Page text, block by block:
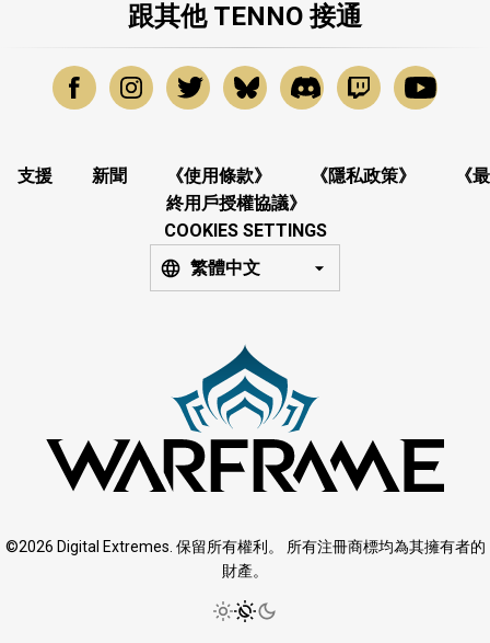
跟其他 TENNO 接通
支援 新聞 《使用條款》 《隱私政策》
《最
終用戶授權協議》
COOKIES SETTINGS
繁體中文
©2026 Digital Extremes. 保留所有權利。 所有注冊商標均為其擁有者的
財產。